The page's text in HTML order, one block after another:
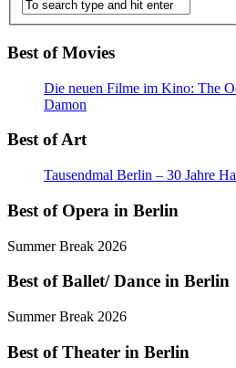
Best of Movies
Die neuen Filme im Kino: The
Damon
Best of Art
Tausendmal Berlin – 30 Jahre
Best of Opera in Berlin
Summer Break 2026
Best of Ballet/ Dance in Berlin
Summer Break 2026
Best of Theater in Berlin